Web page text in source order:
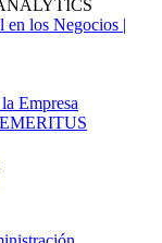
los Negocios |
Empresa
EMERITUS